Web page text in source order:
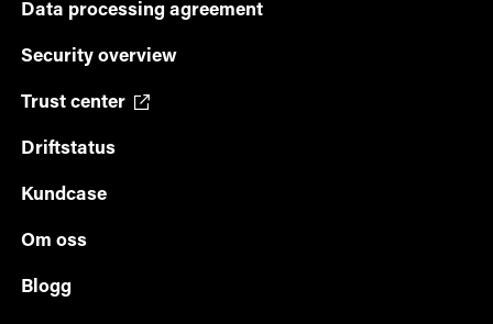
Data processing agreement
Security overview
Trust center
Driftstatus
Kundcase
Om oss
Blogg